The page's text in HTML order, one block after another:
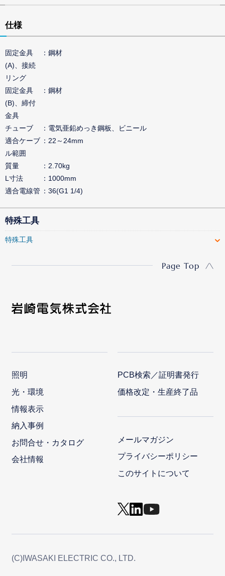
仕様
固定金具
(A)、接続
リング
鋼材
固定金具
(B)、締付
金具
鋼材
チューブ
電気亜鉛めっき鋼板、ビニール
適合ケーブ
ル範囲
22～24mm
質量
2.70kg
L寸法
1000mm
適合電線管
36(G1 1/4)
特殊工具
特殊工具
Page Top
照明
光・環境
情報表示
納入事例
お問合せ・カタログ
会社情報
PCB検索／証明書発行
価格改定・生産終了品
メールマガジン
プライバシーポリシー
このサイトについて
(C)IWASAKI ELECTRIC CO., LTD.